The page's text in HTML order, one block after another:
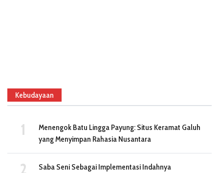
Kebudayaan
Menengok Batu Lingga Payung: Situs Keramat Galuh
yang Menyimpan Rahasia Nusantara
Saba Seni Sebagai Implementasi Indahnya